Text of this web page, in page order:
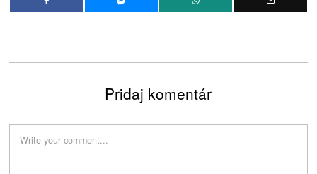
Pridaj komentár